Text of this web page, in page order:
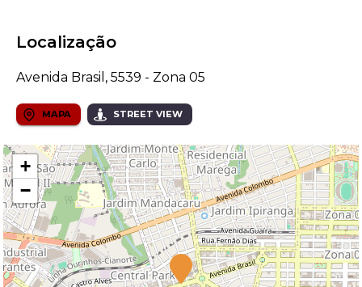
Localização
Avenida Brasil, 5539 - Zona 05
MAPA STREET VIEW
+
−